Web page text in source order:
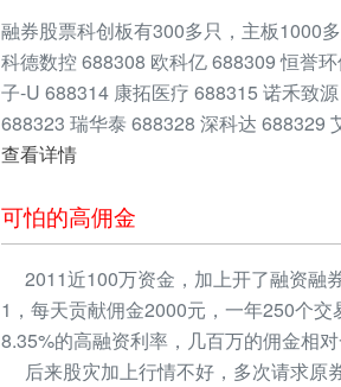
融券股票科创板有300多只，主板1000
科德数控 688308 欧科亿 688309 恒誉
子-U 688314 康拓医疗 688315 诺禾致
688323 瑞华泰 688328 深科达 688329
查看详情
可怕的高佣金
2011近100万资金，加上开了融资融
1，每天贡献佣金2000元，一年250个
8.35%的高融资利率，几百万的佣金相
后来股灾加上行情不好，多次请求原